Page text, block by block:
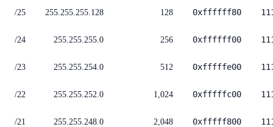
/25 255.255.255.128 128 0xffffff80
/24 255.255.255.0 256 0xffffff00
/23 255.255.254.0 512 0xfffffe00
/22 255.255.252.0 1,024 0xfffffc00
/21 255.255.248.0 2,048 0xfffff800